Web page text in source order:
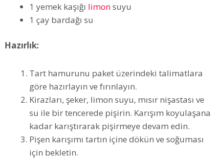
1 yemek kaşığı limonsuyu
1 çay bardağı su
Hazırlık:
Tart hamurunu paket üzerindeki talimatlara
göre hazırlayın ve fırınlayın.
Kirazları, şeker, limon suyu, mısır nişastası ve
su ile bir tencerede pişirin. Karışım koyulaşana
kadar karıştırarak pişirmeye devam edin.
Pişen karışımı tartın içine dökün ve soğuması
için bekletin.